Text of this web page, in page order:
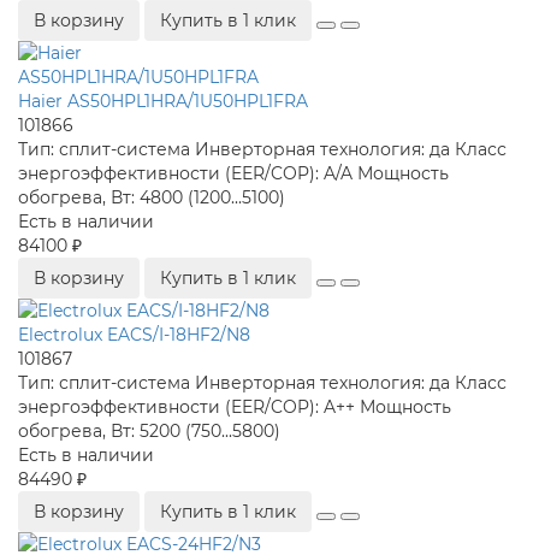
В корзину
Купить в 1 клик
Haier AS50HPL1HRA/1U50HPL1FRA
101866
Тип: сплит-система Инверторная технология: да Класс
энергоэффективности (EER/COP): A/A Мощность
обогрева, Вт: 4800 (1200...5100)
Есть в наличии
84100 ₽
В корзину
Купить в 1 клик
Electrolux EACS/I-18HF2/N8
101867
Тип: сплит-система Инверторная технология: да Класс
энергоэффективности (EER/COP): A++ Мощность
обогрева, Вт: 5200 (750...5800)
Есть в наличии
84490 ₽
В корзину
Купить в 1 клик